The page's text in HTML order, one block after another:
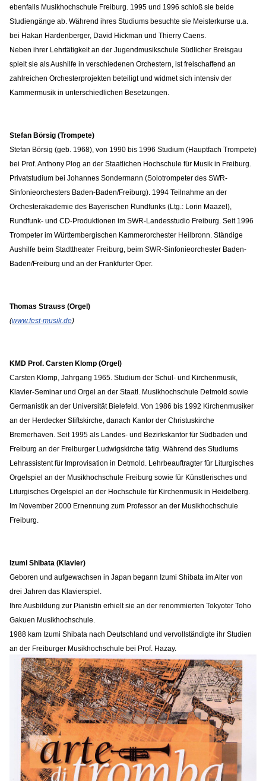
ebenfalls Musikhochschule Freiburg. 1995 und 1996 schloß sie beide
Studiengänge ab. Während ihres Studiums besuchte sie Meisterkurse u.a.
bei Hakan Hardenberger, David Hickman und Thierry Caens.
Neben ihrer Lehrtätigkeit an der Jugendmusikschule Südlicher Breisgau
spielt sie als Aushilfe in verschiedenen Orchestern, ist freischaffend an
zahlreichen Orchesterprojekten beteiligt und widmet sich intensiv der
Kammermusik in unterschiedlichen Besetzungen.
Stefan Börsig (Trompete)
Stefan Börsig (geb. 1968), von 1990 bis 1996 Studium (Hauptfach Trompete)
bei Prof. Anthony Plog an der Staatlichen Hochschule für Musik in Freiburg.
Privatstudium bei Johannes Sondermann (Solotrompeter des SWR-
Sinfonieorchesters Baden-Baden/Freiburg). 1994 Teilnahme an der
Orchesterakademie des Bayerischen Rundfunks (Ltg.: Lorin Maazel),
Rundfunk- und CD-Produktionen im SWR-Landesstudio Freiburg. Seit 1996
Trompeter im Württembergischen Kammerorchester Heilbronn. Ständige
Aushilfe beim Stadttheater Freiburg, beim SWR-Sinfonieorchester Baden-
Baden/Freiburg und an der Frankfurter Oper.
Thomas Strauss (Orgel)
(www.fest-musik.de)
KMD Prof. Carsten Klomp (Orgel)
Carsten Klomp, Jahrgang 1965. Studium der Schul- und Kirchenmusik,
Klavier-Seminar und Orgel an der Staatl. Musikhochschule Detmold sowie
Germanistik an der Universität Bielefeld. Von 1986 bis 1992 Kirchenmusiker
an der Herdecker Stiftskirche, danach Kantor der Christuskirche
Bremerhaven. Seit 1995 als Landes- und Bezirkskantor für Südbaden und
Freiburg an der Freiburger Ludwigskirche tätig. Während des Studiums
Lehrassistent für Improvisation in Detmold. Lehrbeauftragter für Liturgisches
Orgelspiel an der Musikhochschule Freiburg sowie für Künstlerisches und
Liturgisches Orgelspiel an der Hochschule für Kirchenmusik in Heidelberg.
Im November 2000 Ernennung zum Professor an der Musikhochschule
Freiburg.
Izumi Shibata (Klavier)
Geboren und aufgewachsen in Japan begann Izumi Shibata im Alter von
drei Jahren das Klavierspiel.
Ihre Ausbildung zur Pianistin erhielt sie an der renommierten Tokyoter Toho
Gakuen Musikhochschule.
1988 kam Izumi Shibata nach Deutschland und vervollständigte ihr Studien
an der Freiburger Musikhochschule bei Prof. Hazay.